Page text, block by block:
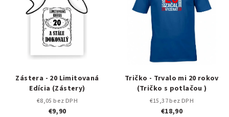
Zástera - 20 Limitovaná
Edícia (Zástery)
€8,05 bez DPH
€9,90
Tričko - Trvalo mi 20 rokov
(Tričko s potlačou )
€15,37 bez DPH
€18,90